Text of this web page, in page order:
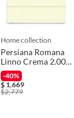
home collection
Persiana Romana
Linno Crema 2.00
X 1 M
-40%
$1,669
$2,779